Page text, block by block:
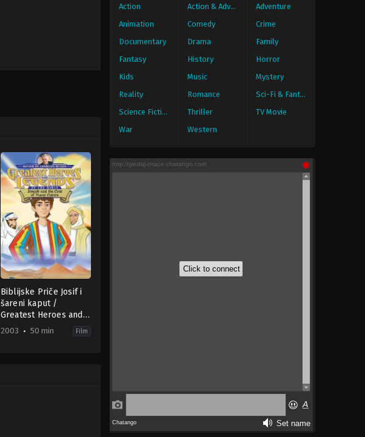
Biblijske Priče Josif i
šareni kaput /
Greatest Heroes and
Legends of the Bible:
Joseph and the Coat
2003 50 min Film
Action Action & Adventure
Adventure
Animation
Comedy
Crime
Documentary
Drama
Family
Fantasy
History
Horror
Kids
Music
Mystery
Reality
Romance
Sci-Fi & Fantasy
Science Fiction
Thriller
TV Movie
War
Western